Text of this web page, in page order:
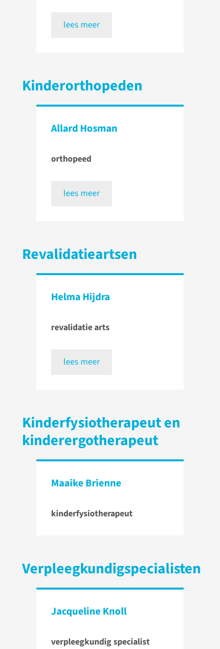
lees meer
Kinderorthopeden
Allard Hosman
orthopeed
lees meer
Revalidatieartsen
Helma Hijdra
revalidatie arts
lees meer
Kinderfysiotherapeut en
kinderergotherapeut
Maaike Brienne
kinderfysiotherapeut
Verpleegkundigspecialisten
Jacqueline Knoll
verpleegkundig specialist